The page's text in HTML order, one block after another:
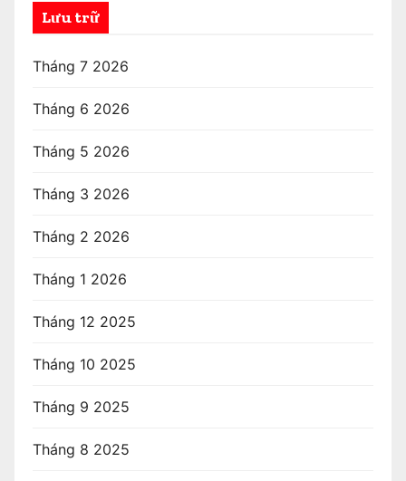
Lưu trữ
Tháng 7 2026
Tháng 6 2026
Tháng 5 2026
Tháng 3 2026
Tháng 2 2026
Tháng 1 2026
Tháng 12 2025
Tháng 10 2025
Tháng 9 2025
Tháng 8 2025